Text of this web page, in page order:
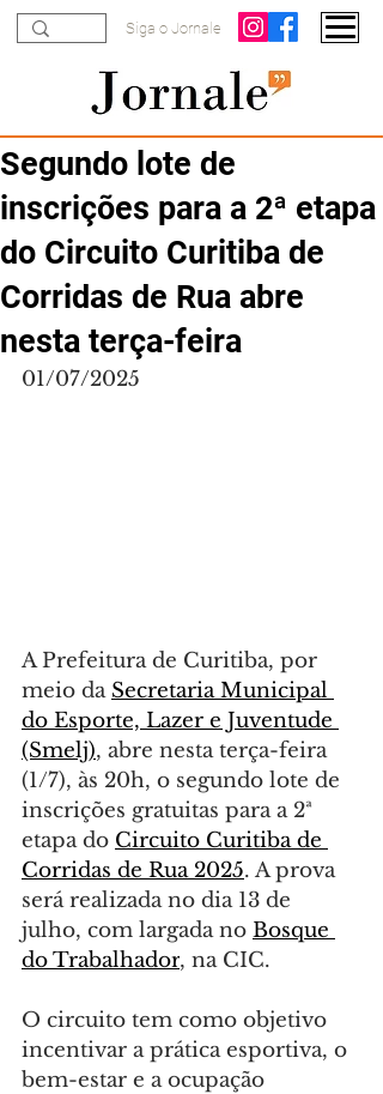
Siga o Jornale
Segundo lote de
inscrições para a 2ª etapa
do Circuito Curitiba de
Corridas de Rua abre
nesta terça-feira
01/07/2025
A Prefeitura de Curitiba, por
meio da Secretaria Municipal
do Esporte, Lazer e Juventude
(Smelj), abre nesta terça-feira
(1/7), às 20h, o segundo lote de
inscrições gratuitas para a 2ª
etapa do Circuito Curitiba de
Corridas de Rua 2025. A prova
será realizada no dia 13 de
julho, com largada no Bosque
do Trabalhador, na CIC.
O circuito tem como objetivo
incentivar a prática esportiva, o
bem-estar e a ocupação